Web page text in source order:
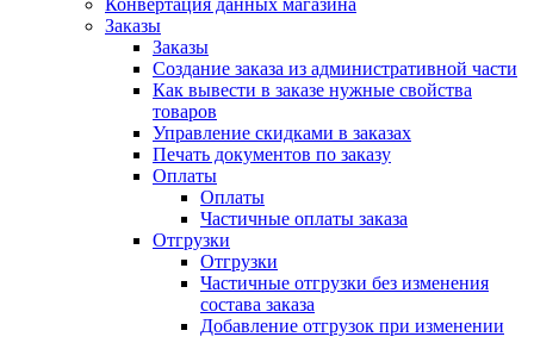
Конвертация данных магазина
Заказы
Заказы
Создание заказа из административной части
Как вывести в заказе нужные свойства
товаров
Управление скидками в заказах
Печать документов по заказу
Оплаты
Оплаты
Частичные оплаты заказа
Отгрузки
Отгрузки
Частичные отгрузки без изменения
состава заказа
Добавление отгрузок при изменении